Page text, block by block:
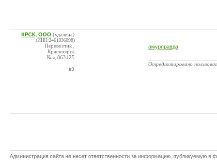
КРСК, ООО (удалена)
(ИНН:2461036098)
Перевозчик ,
Красноярск
Код:863125
#2
амурправда
Отредактировано
Администрация сайта не несет ответственности за информацию, публикуемую